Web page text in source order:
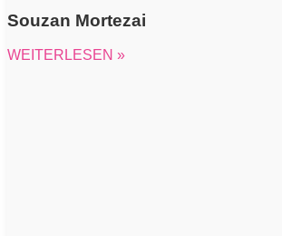
Souzan Mortezai
WEITERLESEN »